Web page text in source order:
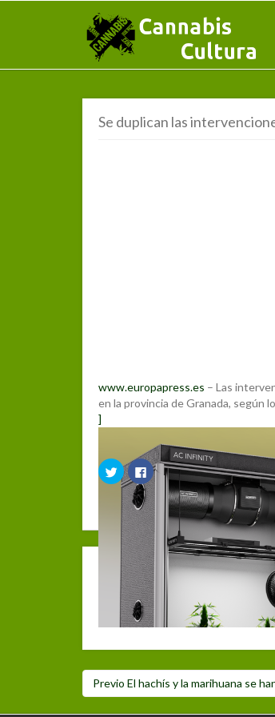
Se duplican las
www.europapress.es – Las
en la provincia de Granada, según
]
Haz
clic
para
compartir
en
Twitter
(Se
abre
en
una
ventana
nueva)
Haz
clic
para
compartir
en
Facebook
(Se
abre
en
una
ventana
nueva)
Posted
12 enero, 2019 Author
Cannabis Cultura
Deja un comentario
Debes hacer loginpara publicar un
Navegación
de
Previo Post
anterior:
El hachís y la marihuana se